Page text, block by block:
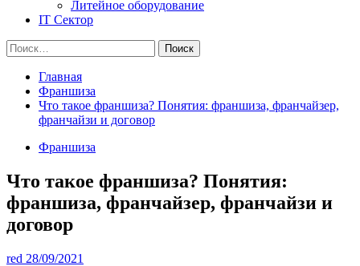
Литейное оборудование
IT Сектор
Найти:
Главная
Франшиза
Что такое франшиза? Понятия: франшиза, франчайзер,
франчайзи и договор
Франшиза
Что такое франшиза? Понятия:
франшиза, франчайзер, франчайзи и
договор
red 28/09/2021